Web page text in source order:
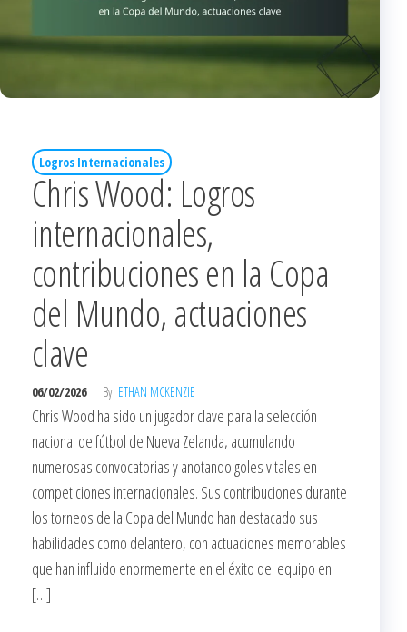
Logros Internacionales
Chris Wood: Logros
internacionales,
contribuciones en la Copa
del Mundo, actuaciones
clave
06/02/2026 By ETHAN MCKENZIE
Chris Wood ha sido un jugador clave para la selección
nacional de fútbol de Nueva Zelanda, acumulando
numerosas convocatorias y anotando goles vitales en
competiciones internacionales. Sus contribuciones durante
los torneos de la Copa del Mundo han destacado sus
habilidades como delantero, con actuaciones memorables
que han influido enormemente en el éxito del equipo en
[…]